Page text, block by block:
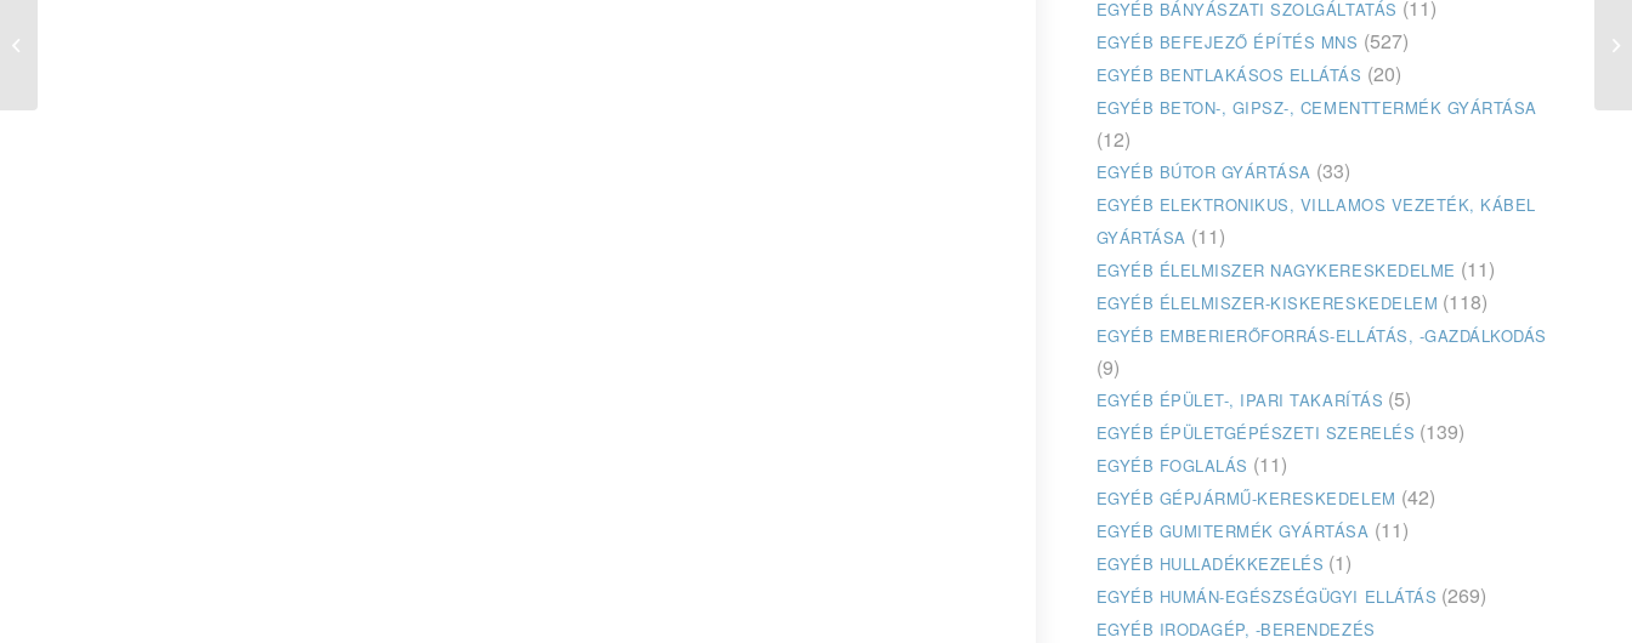
EGYÉB BÁNYÁSZATI SZOLGÁLTATÁS (11)
EGYÉB BEFEJEZŐ ÉPÍTÉS MNS (527)
EGYÉB BENTLAKÁSOS ELLÁTÁS (20)
EGYÉB BETON-, GIPSZ-, CEMENTTERMÉK GYÁRTÁSA
(12)
EGYÉB BÚTOR GYÁRTÁSA (33)
EGYÉB ELEKTRONIKUS, VILLAMOS VEZETÉK, KÁBEL
GYÁRTÁSA (11)
EGYÉB ÉLELMISZER NAGYKERESKEDELME (11)
EGYÉB ÉLELMISZER-KISKERESKEDELEM (118)
EGYÉB EMBERIERŐFORRÁS-ELLÁTÁS, -GAZDÁLKODÁS
(9)
EGYÉB ÉPÜLET-, IPARI TAKARÍTÁS (5)
EGYÉB ÉPÜLETGÉPÉSZETI SZERELÉS (139)
EGYÉB FOGLALÁS (11)
EGYÉB GÉPJÁRMŰ-KERESKEDELEM (42)
EGYÉB GUMITERMÉK GYÁRTÁSA (11)
EGYÉB HULLADÉKKEZELÉS (1)
EGYÉB HUMÁN-EGÉSZSÉGÜGYI ELLÁTÁS (269)
EGYÉB IRODAGÉP, -BERENDEZÉS